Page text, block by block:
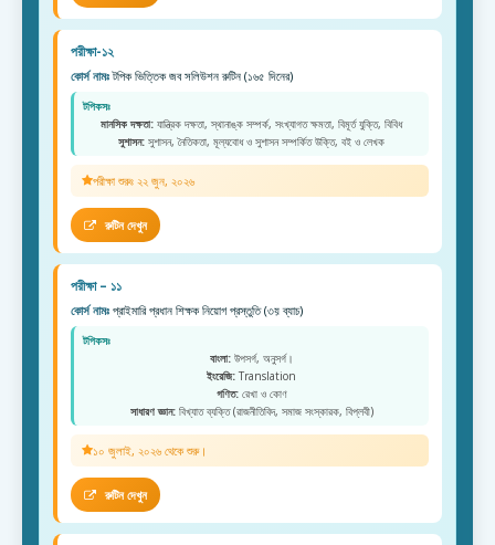
পরীক্ষা-১২
কোর্স নামঃটপিক ভিত্তিক জব সলিউশন রুটিন (১৬৫ দিনের)
টপিকসঃ
মানসিক দক্ষতা: যান্ত্রিক দক্ষতা, স্থানাঙ্ক সম্পর্ক, সংখ্যাগত ক্ষমতা, বিমূর্ত যুক্তি, বিবিধ
সুশাসন: সুশাসন, নৈতিকতা, মূল্যবোধ ও সুশাসন সম্পর্কিত উক্তি, বই ও লেখক
পরীক্ষা শুরুঃ ২২ জুন, ২০২৬
রুটিন দেখুন
পরীক্ষা – ১১
কোর্স নামঃ প্রাইমারি প্রধান শিক্ষক নিয়োগ প্রস্তুতি (৩য় ব্যাচ)
টপিকসঃ
বাংলা:উপসর্গ, অনুসর্গ।
ইংরেজি: Translation
গণিত:রেখা ও কোণ
সাধারণ জ্ঞান:বিখ্যাত ব্যক্তি (রাজনীতিবিদ, সমাজ সংস্কারক, বিপ্লবী)
১০ জুলাই, ২০২৬ থেকে শুরু।
রুটিন দেখুন